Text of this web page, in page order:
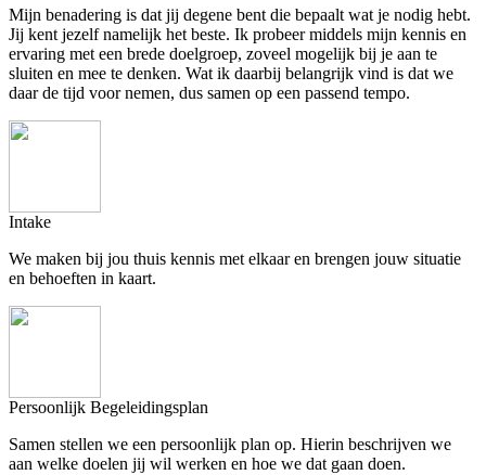
Mijn benadering is dat jij degene bent die bepaalt wat je nodig hebt.
Jij kent jezelf namelijk het beste. Ik probeer middels mijn kennis en
ervaring met een brede doelgroep, zoveel mogelijk bij je aan te
sluiten en mee te denken. Wat ik daarbij belangrijk vind is dat we
daar de tijd voor nemen, dus samen op een passend tempo.
Intake
We maken bij jou thuis kennis met elkaar en brengen jouw situatie
en behoeften in kaart.
Persoonlijk Begeleidingsplan
Samen stellen we een persoonlijk plan op. Hierin beschrijven we
aan welke doelen jij wil werken en hoe we dat gaan doen.